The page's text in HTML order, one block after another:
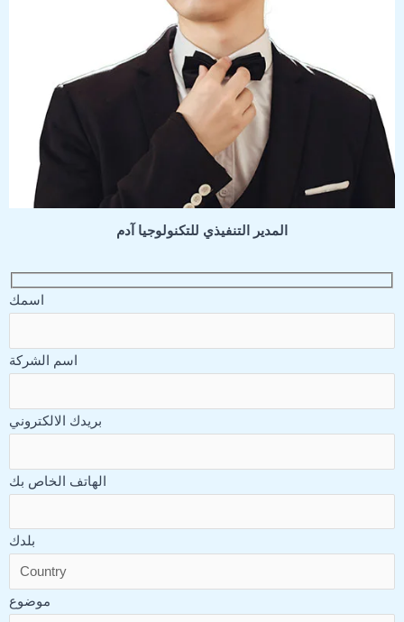
المدير التنفيذي للتكنولوجيا آدم
اسمك
اسم الشركة
بريدك الالكتروني
الهاتف الخاص بك
بلدك
موضوع